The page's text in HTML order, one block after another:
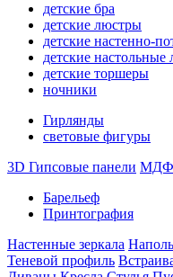
детские бра
детские люстры
детские настенно-
детские
детские торшеры
ночники
Гирлянды
световые фигуры
3D Гипсовые панели МДФ
Барельеф
Принтография
Настенные зеркала
Теневой профиль